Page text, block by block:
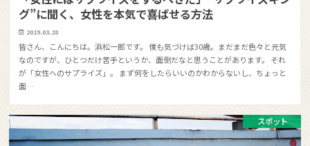
グ”に聞く、女性を本気で喜ばせる方法
2019.03.28
皆さん、こんにちは。浜松一郎です。 僕も気づけば30歳。まだまだ色々と元気
なのですが、ひとつだけ苦手というか、面倒だなと思うことがあります。 それ
が「女性へのサプライズ」。 まず何をしたらいいのかわからないし、ちょっと
面…
スポット